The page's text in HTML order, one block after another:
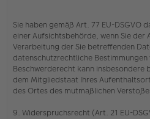
Sie haben gemäß Art. 77 EU-DSGVO
einer Aufsichtsbehörde, wenn Sie der
Verarbeitung der Sie betreffenden
datenschutzrechtliche
Beschwerderecht kann insbesondere
dem Mitgliedstaat Ihres
des Ortes des mutmaßlichen
9. Widerspruchsrecht (Art. 21 EU-